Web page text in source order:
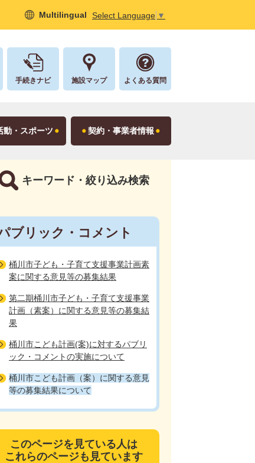
Multilingual Select Language ▼
手続きナビ 施設マップ よくある質問
動・スポーツ 契約・事業者情報
キーワード・絞り込み検索
ブリック・コメント
桶川市子ども・子育て支援事業計画素
案に関する意見等の募集結果
第二期桶川市子ども・子育て支援事業
計画（素案）に関する意見等の募集結
果
桶川市こども計画(案)に対するパブリ
ック・コメントの実施について
桶川市こども計画（案）に関する意見
等の募集結果について
このページを見ている人は
これらのページも見ています